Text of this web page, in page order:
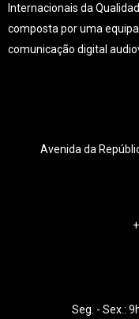
Internacionais da
composta por uma
comunicação digital
Avenida da
Seg. - Sex.: